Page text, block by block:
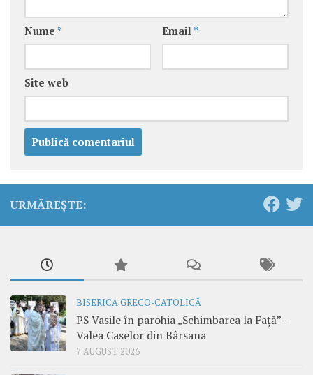
Nume * Email *
Site web
URMĂREȘTE:
BISERICA GRECO-CATOLICĂ
PS Vasile în parohia „Schimbarea la Față” –
Valea Caselor din Bârsana
7 AUGUST 2026